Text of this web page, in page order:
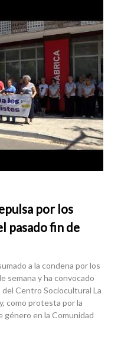
por los
pasado fin de
a la condena por los
semana y ha convocado
Centro Sociocultural La
como protesta por la
género en la Comunidad